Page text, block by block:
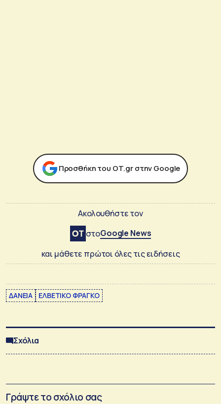
Προσθήκη του ΟΤ.gr στην Google
Ακολουθήστε τον
στοGoogle News
και μάθετε πρώτοι όλες τις ειδήσεις
ΔΑΝΕΙΑ ΕΛΒΕΤΙΚΟ ΦΡΑΓΚΟ
Σχόλια
Γράψτε το σχόλιο σας